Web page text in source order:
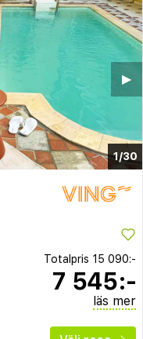
1/30
▶︎
Totalpris 15 090:-
7 545:-
läs mer